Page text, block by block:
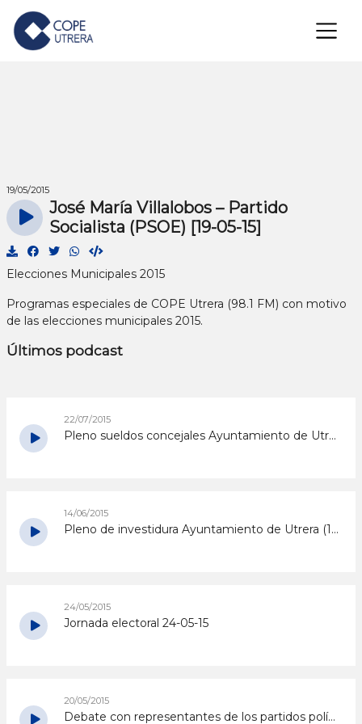
×
19/05/2015
José María Villalobos – Partido
Socialista (PSOE) [19-05-15]
Elecciones Municipales 2015
Programas especiales de COPE Utrera (98.1 FM) con motivo
de las elecciones municipales 2015.
Últimos podcast
22/07/2015
Pleno sueldos concejales Ayuntamiento de Utrera (21-07-15)
14/06/2015
Pleno de investidura Ayuntamiento de Utrera (13-06-15)
24/05/2015
Jornada electoral 24-05-15
20/05/2015
Debate con representantes de los partidos políticos [20-05-15]